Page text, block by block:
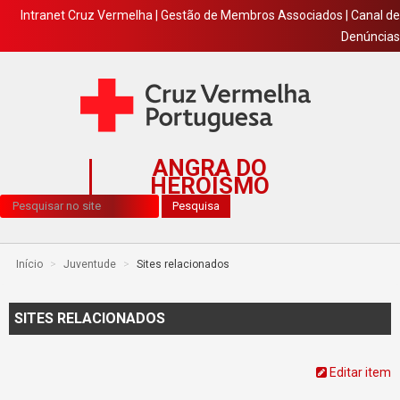
Intranet Cruz Vermelha Gestão de Membros Associados
Canal de
Denúncias
ANGRA DO
HEROÍSMO
Pesquisa... Pesquisa
Início > Juventude > Sites relacionados
SITES RELACIONADOS
Editar item